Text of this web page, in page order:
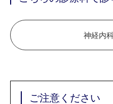
神経内
ご注意ください